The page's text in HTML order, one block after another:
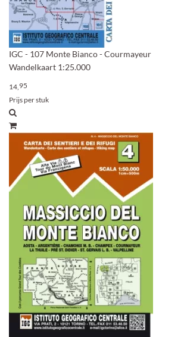
IGC - 107 Monte Bianco - Courmayeur
Wandelkaart 1:25.000
14,95
Prijs per stuk